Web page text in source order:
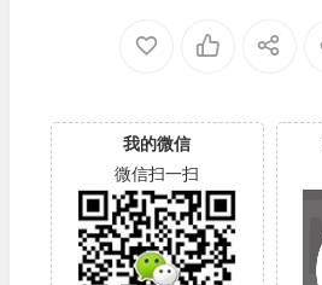
700
我的微信
微信扫一扫